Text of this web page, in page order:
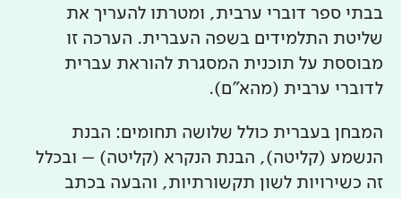
בבתי ספר דוברי ערבית, ומטרתו להעריך את
שליטת התלמידים בשפה העברית. הערכה זו
מבוססת על תוכנית המסגרת להוראת עברית
לדוברי ערבית (מהא"ם).
המבחן בעברית כולל שלושה תחומים: הבנת
הנשמע (קליטה), הבנת הנקרא (קליטה) – ובכלל
זה כשירויות לשון תקשורתיות, והבעה בכתב